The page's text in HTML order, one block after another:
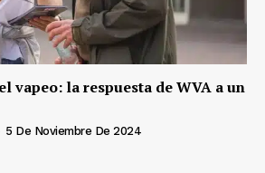
vapeo: la respuesta de WVA a un
5 De Noviembre De 2024